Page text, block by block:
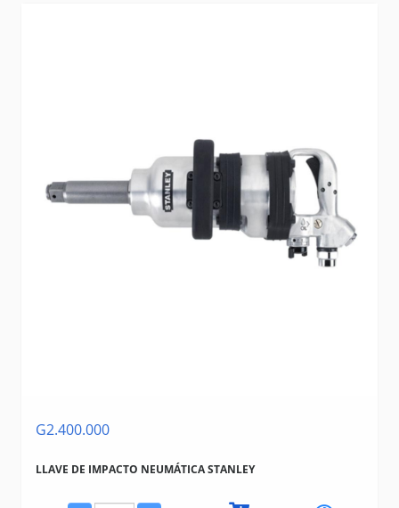
G2.400.000
LLAVE DE IMPACTO NEUMÁTICA STANLEY